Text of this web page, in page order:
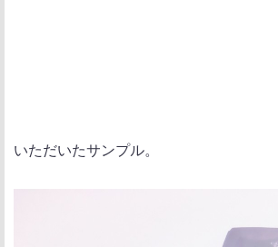
いただいたサンプル。